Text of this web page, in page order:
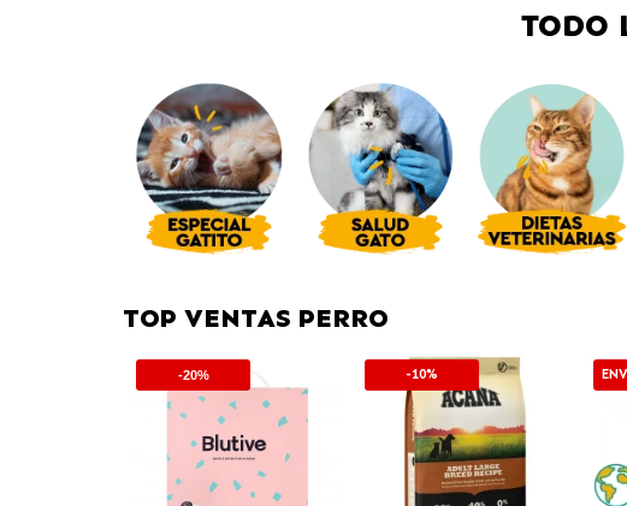
TODO
TOP VENTAS PERRO
-20% -10%